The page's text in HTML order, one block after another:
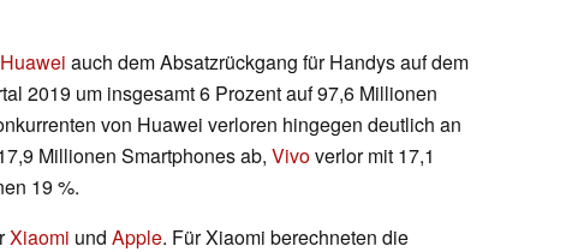
Huawei auch dem Absatzrückgang für Handys auf dem
2019 um insgesamt 6 Prozent auf 97,6 Millionen
von Huawei verloren hingegen deutlich an
Millionen Smartphones ab, Vivoverlor mit 17,1
19 %.
Xiaomi und Apple. Für Xiaomi berechneten die